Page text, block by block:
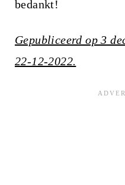
bedankt!
Gepubliceerd op 3
22-12-2022.